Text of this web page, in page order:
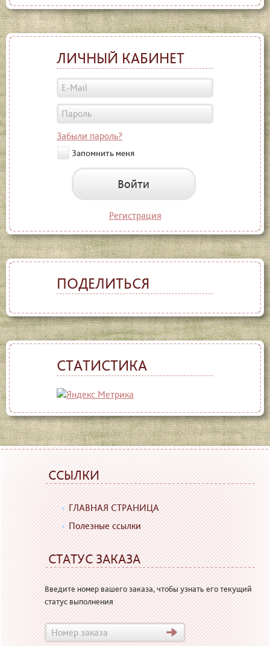
ЛИЧНЫЙ КАБИНЕТ
Забыли пароль?
Запомнить меня
Войти
Регистрация
ПОДЕЛИТЬСЯ
СТАТИСТИКА
ССЫЛКИ
ГЛАВНАЯ СТРАНИЦА
Полезные ссылки
СТАТУС ЗАКАЗА
Введите номер вашего заказа, чтобы узнать его текущий
статус выполнения